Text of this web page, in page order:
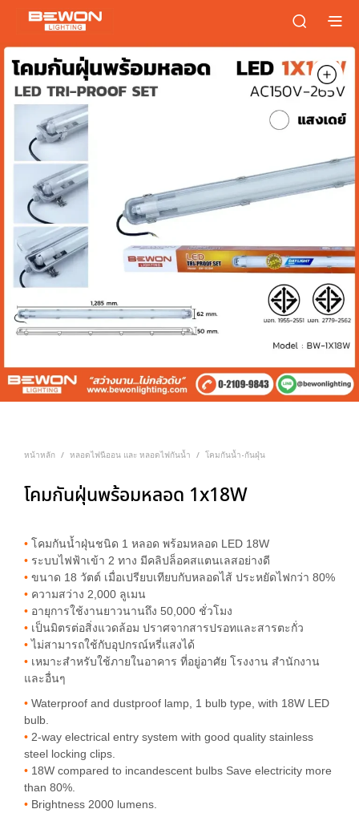
หน้าหลัก / หลอดไฟนีออน และ หลอดไฟกันน้ำ / โคมกันน้ำ-กันฝุ่น
โคมกันฝุ่นพร้อมหลอด 1x18W
• โคมกันน้ำฝุ่นชนิด 1 หลอด พร้อมหลอด LED 18W
• ระบบไฟฟ้าเข้า 2 ทาง มีคลิปล็อคสแตนเลสอย่างดี
• ขนาด 18 วัตต์ เมื่อเปรียบเทียบกับหลอดไส้ ประหยัดไฟกว่า 80%
• ความสว่าง 2,000 ลูเมน
• อายุการใช้งานยาวนานถึง 50,000 ชั่วโมง
• เป็นมิตรต่อสิ่งแวดล้อม ปราศจากสารปรอทและสารตะกั่ว
•ไม่สามารถใช้กับอุปกรณ์หรี่แสงได้
• เหมาะสำหรับใช้ภายในอาคาร ที่อยู่อาศัย โรงงาน สำนักงาน
และอื่นๆ
• Waterproof and dustproof lamp, 1 bulb type, with 18W LED
bulb.
• 2-way electrical entry system with good quality stainless
steel locking clips.
• 18W compared to incandescent bulbs Save electricity more
than 80%.
• Brightness 2000 lumens.